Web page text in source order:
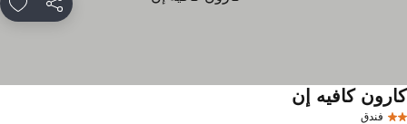
مشاركة
فندق
كافيه إنمشاهدة الأسعار